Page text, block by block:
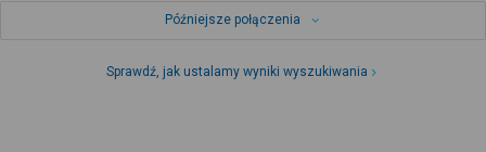
Późniejsze połączenia
Sprawdź, jak ustalamy wyniki wyszukiwania